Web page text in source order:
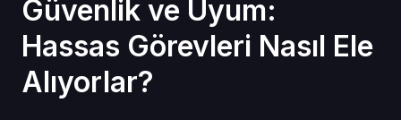
Güvenlik ve Uyum:
Hassas Görevleri Nasıl Ele
Alıyorlar?